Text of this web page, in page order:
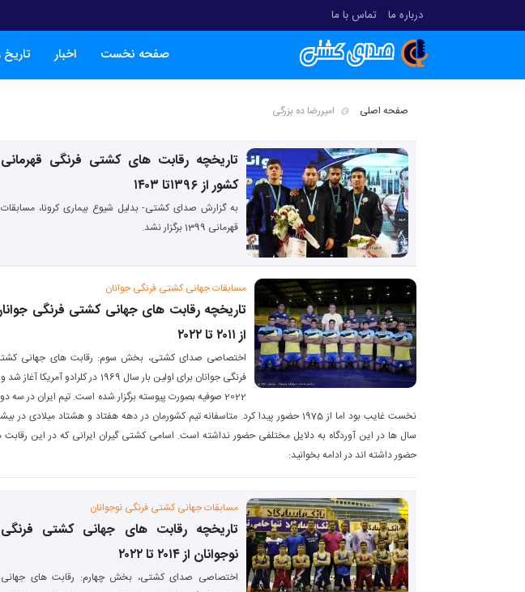
درباره ما تماس با ما
صفحه نخست اخبار تاریخ
صفحه اصلی امیررضا ده بزرگی
تاریخچه رقابت های کشتی فرنگی قهرمانی
کشور از ۱۳۹۶تا ۱۴۰۳
به گزارش صدای کشتی- بدلیل شیوع بیماری کرونا، مسابقات
قهرمانی 1399 برگزار نشد.
مسابقات جهانی کشتی فرنگی جوانان
تاریخچه رقابت های جهانی کشتی فرنگی
از ۲۰۱۱ تا ۲۰۲۲
اختصاصی صدای کشتی، بخش سوم: رقابت های جهانی
فرنگی جوانان برای اولین بار سال 1969 در کلرادو آمریکا آغاز
2022 صوفیه بصورت پیوسته برگزار شده است. تیم ایران در سه
نخست غایب بود اما از 1975 حضور پیدا کرد. متاسفانه تیم کشورمان در دهه هفتاد و هشتاد میلادی در
سال ها در این آوردگاه به دلایل مختلفی حضور نداشته است. اسامی کشتی گیران ایرانی که در این رقابت
حضور داشته اند در ادامه بخوانید:
مسابقات جهانی کشتی فرنگی نوجوانان
تاریخچه رقابت های جهانی کشتی فرنگی
نوجوانان از ۲۰۱۴ تا ۲۰۲۲
اختصاصی صدای کشتی، بخش چهارم: رقابت های جهانی